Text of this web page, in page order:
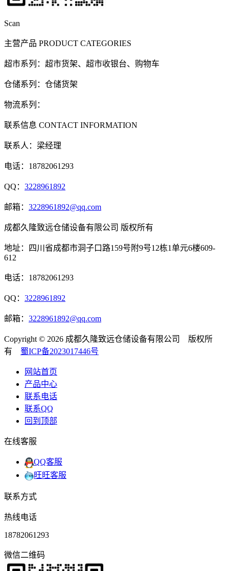
Scan
主营产品 PRODUCT CATEGORIES
超市系列：超市货架、超市收银台、购物车
仓储系列：仓储货架
物流系列：
联系信息 CONTACT INFORMATION
联系人：梁经理
电话：18782061293
QQ： 3228961892
邮箱： 3228961892@qq.com
成都久隆致远仓储设备有限公司 版权所有
地址：四川省成都市洞子口路159号附9号12栋1单元6楼609-
612
电话：18782061293
QQ： 3228961892
邮箱： 3228961892@qq.com
Copyright © 2026 成都久隆致远仓储设备有限公司 版权所
有 蜀ICP备2023017446号
网站首页
产品中心
联系电话
联系QQ
回到顶部
在线客服
QQ客服
旺旺客服
联系方式
热线电话
18782061293
微信二维码